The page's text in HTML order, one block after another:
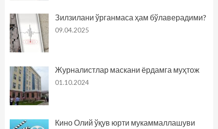
Зилзилани ўрганмаса ҳам бўлаверадими?
09.04.2025
Журналистлар маскани ёрдамга муҳтож
01.10.2024
Кино Олий ўқув юрти мукаммаллашуви